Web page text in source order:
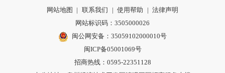
网站地图 | 联系我们 | 使用帮助 | 法律声明
网站标识码：3505000026
闽公网安备：35059102000010号
闽ICP备05001069号
招商热线：0595-22351128